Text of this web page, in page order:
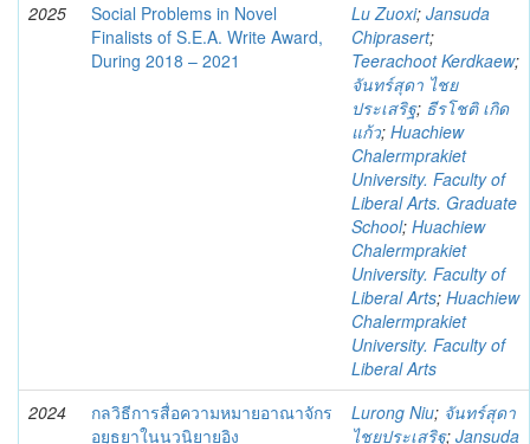
2025
Social Problems in Novel
Finalists of S.E.A. Write Award,
During 2018 – 2021
Lu Zuoxi; Jansuda
Chiprasert;
Teerachoot Kerdkaew;
จันทร์สุดา ไชย
ประเสริฐ; ธีรโชติ เกิด
แก้ว; Huachiew
Chalermprakiet
University. Faculty of
Liberal Arts. Graduate
School; Huachiew
Chalermprakiet
University. Faculty of
Liberal Arts; Huachiew
Chalermprakiet
University. Faculty of
Liberal Arts
2024
กลวิธีการสื่อความหมายอาณาจักร
อยุธยาในนวนิยายอิง
Lurong Niu; จันทร์สุดา
ไชยประเสริฐ; Jansuda